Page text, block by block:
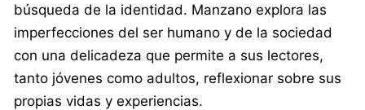
búsqueda de la identidad. Manzano explora las
imperfecciones del ser humano y de la sociedad
con una delicadeza que permite a sus lectores,
tanto jóvenes como adultos, reflexionar sobre sus
propias vidas y experiencias.